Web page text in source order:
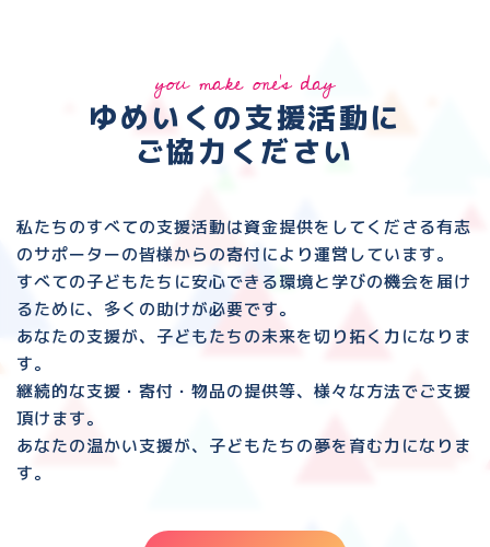
you make one's day
ゆめいくの支援活動に
ご協力ください
私たちのすべての支援活動は資金提供をしてくださる有志
のサポーターの皆様からの寄付により運営しています。
すべての子どもたちに安心できる環境と 学びの機会を届け
るために、多くの助けが必要です。
あなたの支援が、子どもたちの未来を切り拓く力になりま
す。
継続的な支援・寄付・物品の提供等、様々な方法でご支援
頂けます。
あなたの温かい支援が、子どもたちの夢を育む力になりま
す。